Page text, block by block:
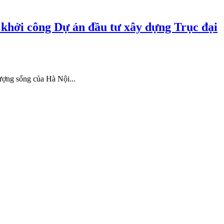
công Dự án đầu tư xây dựng Trục đại
sống của Hà Nội...